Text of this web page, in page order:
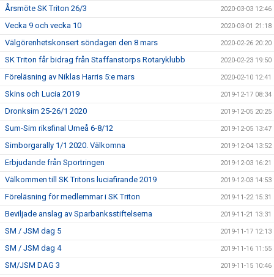
Årsmöte SK Triton 26/3 2020-03-03 12:46
Vecka 9 och vecka 10 2020-03-01 21:18
Välgörenhetskonsert söndagen den 8 mars 2020-02-26 20:20
SK Triton får bidrag från Staffanstorps Rotaryklubb 2020-02-23 19:50
Föreläsning av Niklas Harris 5:e mars 2020-02-10 12:41
Skins och Lucia 2019 2019-12-17 08:34
Dronksim 25-26/1 2020 2019-12-05 20:25
Sum-Sim riksfinal Umeå 6-8/12 2019-12-05 13:47
Simborgarally 1/1 2020. Välkomna 2019-12-04 13:52
Erbjudande från Sportringen 2019-12-03 16:21
Välkommen till SK Tritons luciafirande 2019 2019-12-03 14:53
Föreläsning för medlemmar i SK Triton 2019-11-22 15:31
Beviljade anslag av Sparbanksstiftelserna 2019-11-21 13:31
SM / JSM dag 5 2019-11-17 12:13
SM / JSM dag 4 2019-11-16 11:55
SM/JSM DAG 3 2019-11-15 10:46